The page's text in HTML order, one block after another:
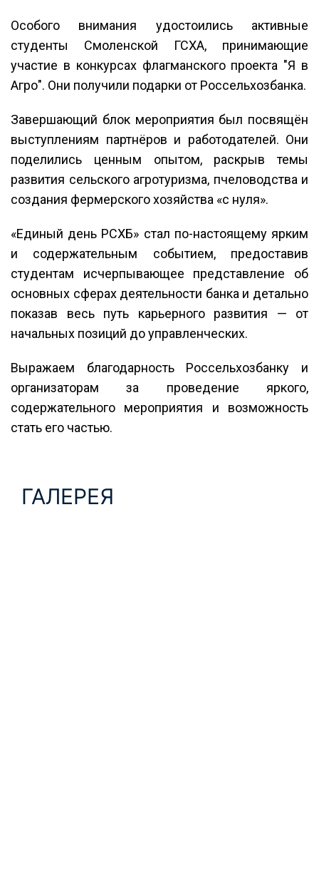
Особого внимания удостоились активные
студенты Смоленской ГСХА, принимающие
участие в конкурсах флагманского проекта "Я в
Агро". Они получили подарки от Россельхозбанка.
Завершающий блок мероприятия был посвящён
выступлениям партнёров и работодателей. Они
поделились ценным опытом, раскрыв темы
развития сельского агротуризма, пчеловодства и
создания фермерского хозяйства «с нуля».
«Единый день РСХБ» стал по-настоящему ярким
и содержательным событием, предоставив
студентам исчерпывающее представление об
основных сферах деятельности банка и детально
показав весь путь карьерного развития — от
начальных позиций до управленческих.
Выражаем благодарность Россельхозбанку и
организаторам за проведение яркого,
содержательного мероприятия и возможность
стать его частью.
ГАЛЕРЕЯ